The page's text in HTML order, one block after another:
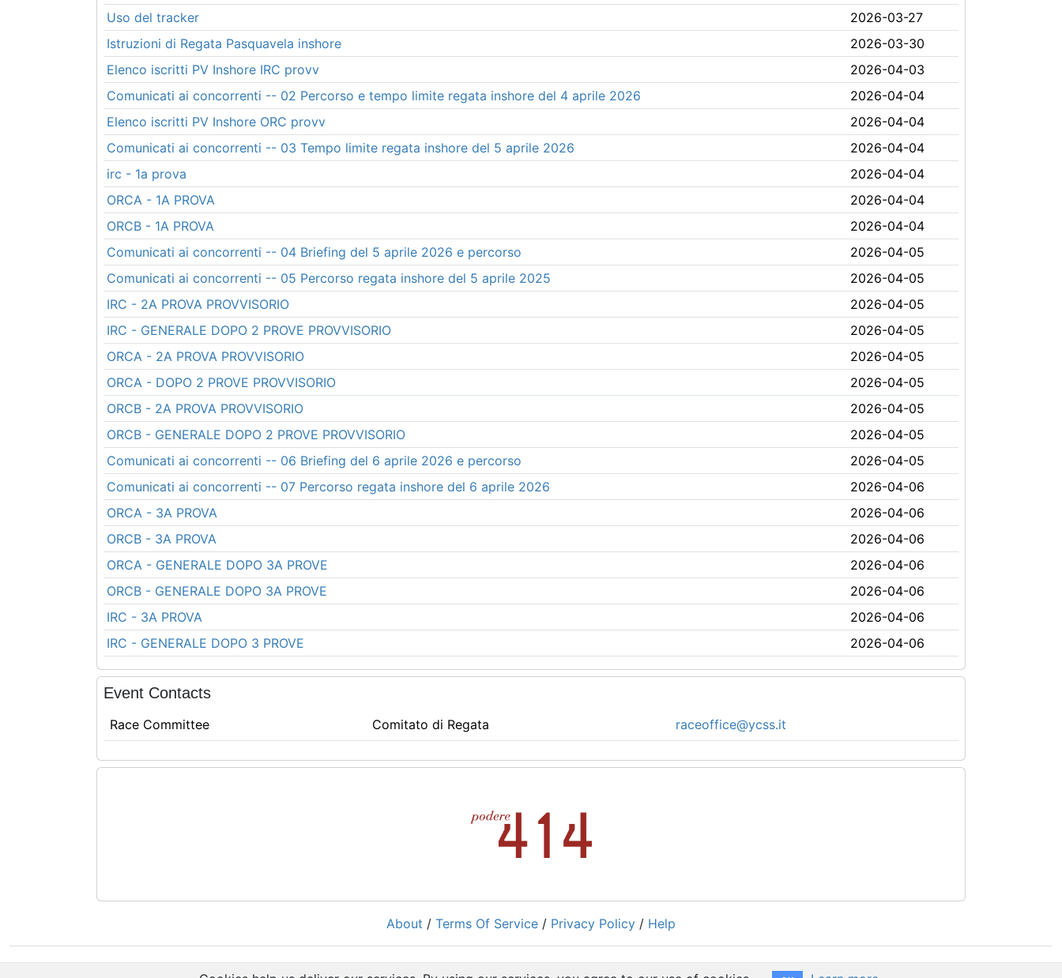
Uso del tracker
2026-03-27
Istruzioni di Regata Pasquavela inshore
2026-03-30
Elenco iscritti PV Inshore IRC provv
2026-04-03
Comunicati ai concorrenti -- 02 Percorso e tempo limite regata inshore del 4 aprile 2026
2026-04-04
Elenco iscritti PV Inshore ORC provv
2026-04-04
Comunicati ai concorrenti -- 03 Tempo limite regata inshore del 5 aprile 2026
2026-04-04
irc - 1a prova
2026-04-04
ORCA - 1A PROVA
2026-04-04
ORCB - 1A PROVA
2026-04-04
Comunicati ai concorrenti -- 04 Briefing del 5 aprile 2026 e percorso
2026-04-05
Comunicati ai concorrenti -- 05 Percorso regata inshore del 5 aprile 2025
2026-04-05
IRC - 2A PROVA PROVVISORIO
2026-04-05
IRC - GENERALE DOPO 2 PROVE PROVVISORIO
2026-04-05
ORCA - 2A PROVA PROVVISORIO
2026-04-05
ORCA - DOPO 2 PROVE PROVVISORIO
2026-04-05
ORCB - 2A PROVA PROVVISORIO
2026-04-05
ORCB - GENERALE DOPO 2 PROVE PROVVISORIO
2026-04-05
Comunicati ai concorrenti -- 06 Briefing del 6 aprile 2026 e percorso
2026-04-05
Comunicati ai concorrenti -- 07 Percorso regata inshore del 6 aprile 2026
2026-04-06
ORCA - 3A PROVA
2026-04-06
ORCB - 3A PROVA
2026-04-06
ORCA - GENERALE DOPO 3A PROVE
2026-04-06
ORCB - GENERALE DOPO 3A PROVE
2026-04-06
IRC - 3A PROVA
2026-04-06
IRC - GENERALE DOPO 3 PROVE
2026-04-06
Event Contacts
Race Committee Comitato di Regata raceoffice@ycss.it
About / Terms Of Service / Privacy Policy / Help